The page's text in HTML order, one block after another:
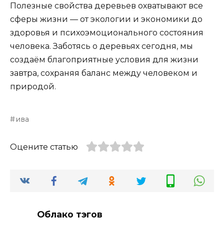
Полезные свойства деревьев охватывают все
сферы жизни — от экологии и экономики до
здоровья и психоэмоционального состояния
человека. Заботясь о деревьях сегодня, мы
создаём благоприятные условия для жизни
завтра, сохраняя баланс между человеком и
природой.
ива
Оцените статью
Облако тэгов